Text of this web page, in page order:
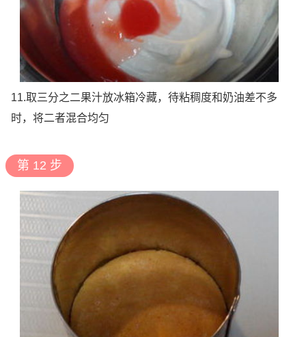
11.取三分之二果汁放冰箱冷藏，待粘稠度和奶油差不多
时，将二者混合均匀
第 12 步